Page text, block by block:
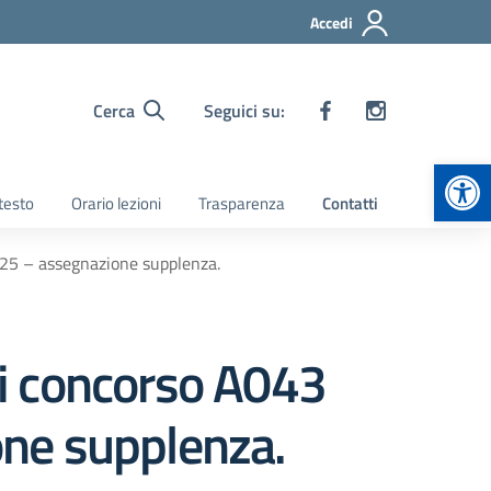
Accedi
Cerca Seguici su:
Orario lezioni Trasparenza Contatti
– assegnazione supplenza.
A043
supplenza.